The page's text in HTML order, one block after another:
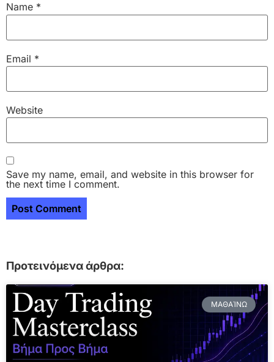
Name *
Email *
Website
Save my name, email, and website in this browser for
the next time I comment.
Προτεινόμενα άρθρα:
ΜΑΘΑΊΝΩ